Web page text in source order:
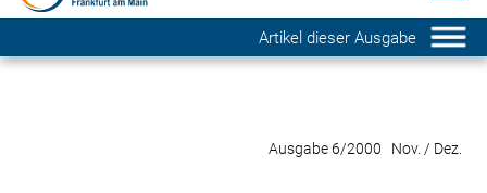
Artikel dieser Ausgabe
Ausgabe 6/2000 Nov. / Dez.